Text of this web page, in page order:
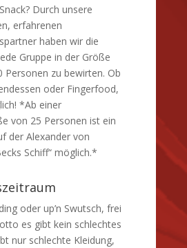
Durch unsere
erfahrenen
haben wir die
Gruppe in der Größe
Personen zu bewirten. Ob
oder Fingerfood,
*Ab einer
von 25 Personen ist ein
der Alexander von
Schiff“ möglich.*
oder up’n Swutsch, frei
es gibt kein schlechtes
nur schlechte Kleidung,